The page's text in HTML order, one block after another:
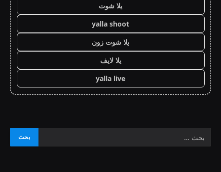
يلا شوت
yalla shoot
يلا شوت زون
يلا لايف
yalla live